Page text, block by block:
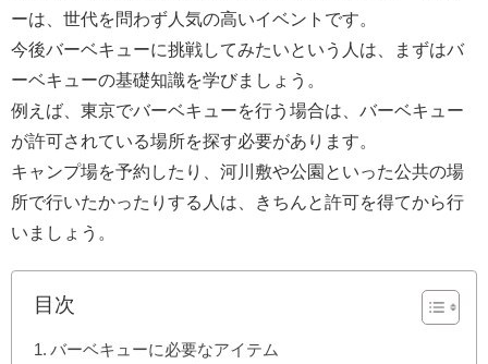
ーは、世代を問わず人気の高いイベントです。
今後バーベキューに挑戦してみたいという人は、まずはバ
ーベキューの基礎知識を学びましょう。
例えば、東京でバーベキューを行う場合は、バーベキュー
が許可されている場所を探す必要があります。
キャンプ場を予約したり、河川敷や公園といった公共の場
所で行いたかったりする人は、きちんと許可を得てから行
いましょう。
目次
バーベキューに必要なアイテム